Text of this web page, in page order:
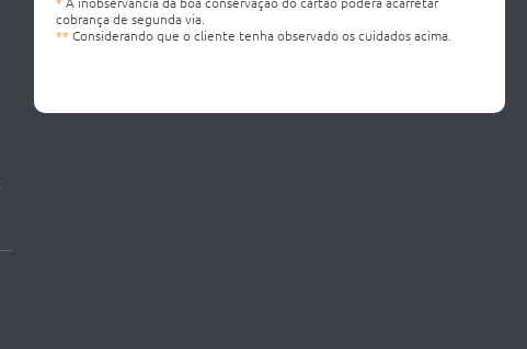
cobrança de segunda via.
** Considerando que o cliente tenha observado os cuidados acima.